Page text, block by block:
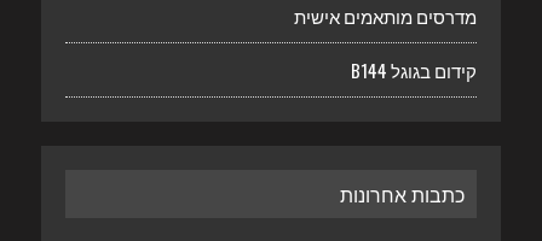
מדרסים מותאמים אישית
קידום בגוגל B144
כתבות אחרונות